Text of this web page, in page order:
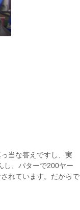
当な答えですし、実
し、パターで200ヤー
れています。だからで